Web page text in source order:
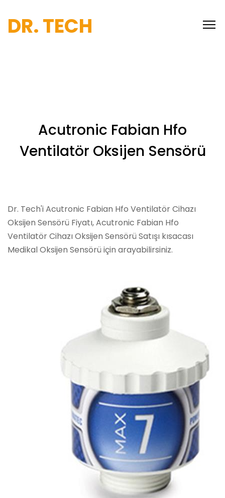
DR. TECH
Acutronic Fabian Hfo
Ventilatör Oksijen Sensörü
Dr. Tech'i Acutronic Fabian Hfo Ventilatör Cihazı
Oksijen Sensörü Fiyatı, Acutronic Fabian Hfo
Ventilatör Cihazı Oksijen Sensörü Satışı kısacası
Medikal Oksijen Sensörü için arayabilirsiniz.